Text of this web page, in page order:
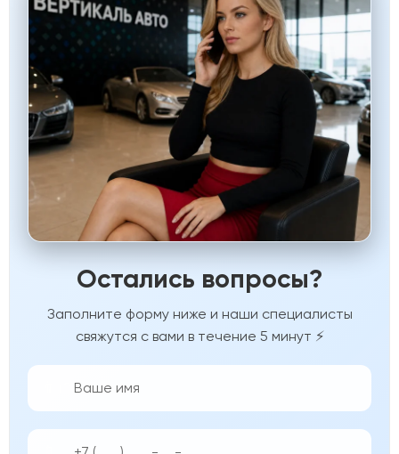
Остались вопросы?
Заполните форму ниже и наши специалисты
свяжутся с вами в течение 5 минут ⚡